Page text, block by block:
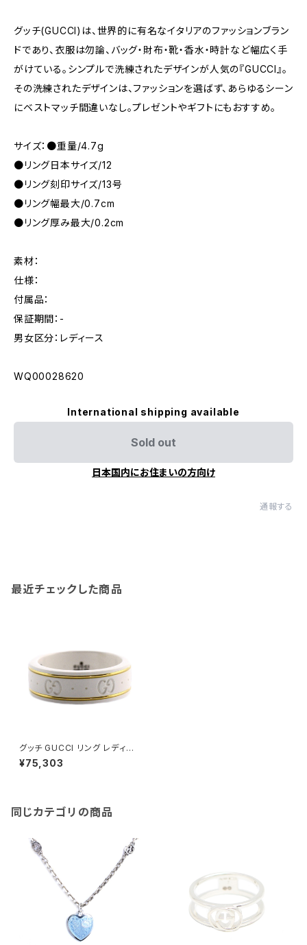
グッチ(GUCCI)は、世界的に有名なイタリアのファッションブラン
ドであり、衣服は勿論、バッグ・財布・靴・香水・時計など幅広く手
がけている。シンプルで洗練されたデザインが人気の『GUCCI』。
その洗練されたデザインは、ファッションを選ばず、あらゆるシーン
にベストマッチ間違いなし。プレゼントやギフトにもおすすめ。
サイズ：●重量/4.7g
●リング日本サイズ/12
●リング刻印サイズ/13号
●リング幅最大/0.7cm
●リング厚み最大/0.2cm
素材：
仕様：
付属品：
保証期間：-
男女区分：レディース
WQ00028620
International shipping available
Sold out
日本国内にお住まいの方向け
通報する
最近チェックした商品
グッチ GUCCI リング レディー
ス 325964-J85V5-8062-13
¥75,303
同じカテゴリの商品